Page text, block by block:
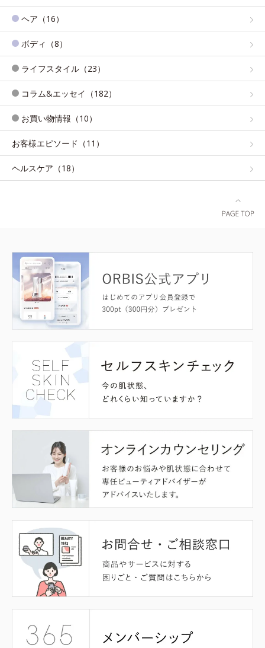
ヘア（16）
ボディ（8）
ライフスタイル（23）
コラム&エッセイ（182）
お買い物情報（10）
お客様エピソード（11）
ヘルスケア（18）